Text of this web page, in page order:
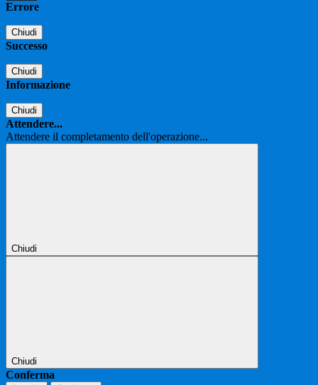
Errore
Chiudi
Successo
Chiudi
Informazione
Chiudi
Attendere...
Attendere il completamento dell'operazione...
Chiudi
Chiudi
Conferma